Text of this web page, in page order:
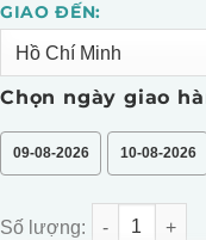
GIAO ĐẾN:
Chọn ngày giao
09-08-2026 10-08-2026
BÓ HOA CÚC MẪU ĐƠN
Alternative: